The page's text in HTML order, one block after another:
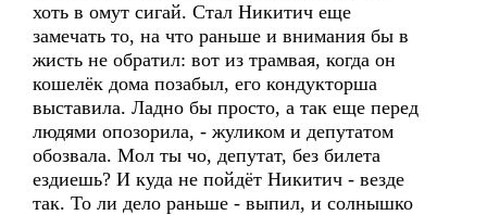
хоть в омут сигай. Стал Никитич еще
замечать то, на что раньше и внимания бы в
жисть не обратил: вот из трамвая, когда он
кошелёк дома позабыл, его кондукторша
выставила. Ладно бы просто, а так еще перед
людями опозорила, - жуликом и депутатом
обозвала. Мол ты чо, депутат, без билета
ездиешь? И куда не пойдёт Никитич - везде
так. То ли дело раньше - выпил, и солнышко